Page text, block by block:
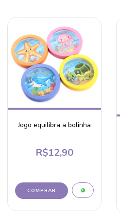
Jogo equilibra a bolinha
R$12,90